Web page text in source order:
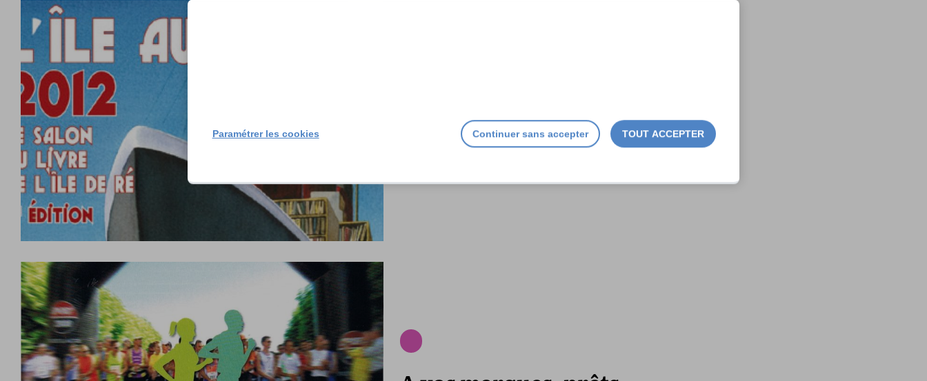
Et de six pour « L’île
aux Livres »
TOUT ACCEPTER
Continuer sans accepter
Paramétrer les cookies